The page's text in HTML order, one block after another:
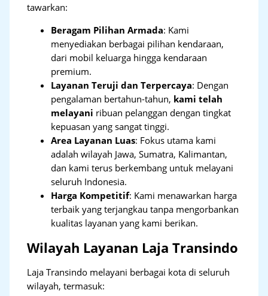
tawarkan:
Beragam Pilihan Armada: Kami
menyediakan berbagai pilihan kendaraan,
dari mobil keluarga hingga kendaraan
premium.
Layanan Teruji dan Terpercaya: Dengan
pengalaman bertahun-tahun, kami telah
melayani ribuan pelanggan dengan tingkat
kepuasan yang sangat tinggi.
Area Layanan Luas: Fokus utama kami
adalah wilayah Jawa, Sumatra, Kalimantan,
dan kami terus berkembang untuk melayani
seluruh Indonesia.
Harga Kompetitif: Kami menawarkan harga
terbaik yang terjangkau tanpa mengorbankan
kualitas layanan yang kami berikan.
Wilayah Layanan Laja Transindo
Laja Transindo melayani berbagai kota di seluruh
wilayah, termasuk: